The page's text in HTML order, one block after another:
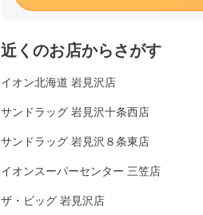
近くのお店からさがす
イオン北海道 岩見沢店
サンドラッグ 岩見沢十条西店
サンドラッグ 岩見沢８条東店
イオンスーパーセンター 三笠店
ザ・ビッグ 岩見沢店